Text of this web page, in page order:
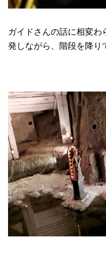
ガイドさんの話に相変わ
発しながら、階段を降り